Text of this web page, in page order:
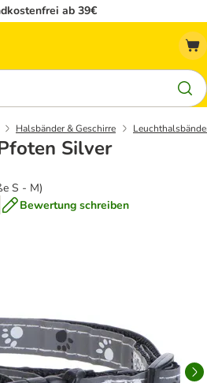
ab 39€
Halsbänder & Geschirre
Silver
S - M)
Bewertung schreiben